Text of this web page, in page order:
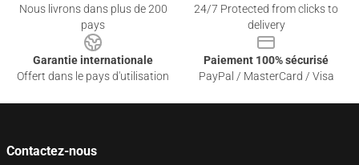
Nous livrons dans plus de 200
pays
24/7 Protected from clicks to
delivery
Garantie internationale
Offert dans le pays d'utilisation
Paiement 100% sécurisé
PayPal / MasterCard / Visa
Contactez-nous